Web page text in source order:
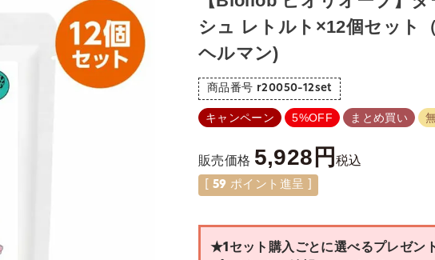
シュ レトルト×12個セット
ヘルマン)
商品番号 r20050-12set
キャンペーン 5%OFF まとめ買い
販売価格 5,928 税込
59 ポイント進呈 ]
★1セット購入ごとに選べるプレゼン